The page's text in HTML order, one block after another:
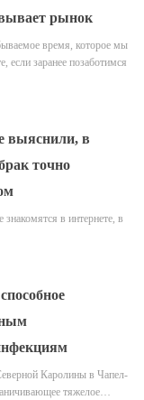
рынок
время, которое мы
если заранее позаботимся
выяснили, в
точно
в интернете, в
Каролины в Чапел-
тяжелое…